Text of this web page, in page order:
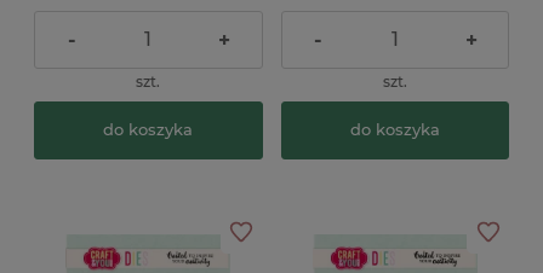
- +
szt.
do koszyka
- +
szt.
do koszyka